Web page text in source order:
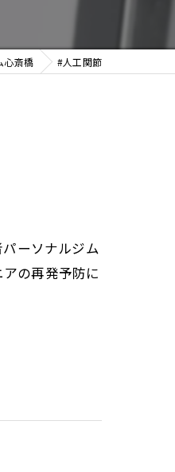
心斎橋 #人工関節
ーソナルジム
の再発予防に